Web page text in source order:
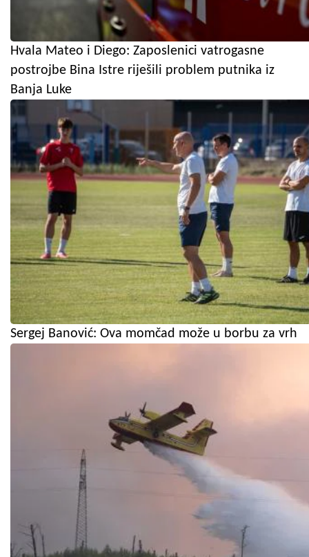
Hvala Mateo i Diego: Zaposlenici vatrogasne
postrojbe Bina Istre riješili problem putnika iz
Banja Luke
Sergej Banović: Ova momčad može u borbu za vrh